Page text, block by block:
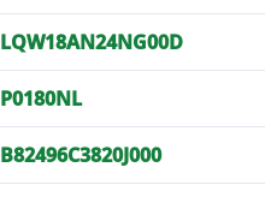
LQW18AN24NG00D
P0180NL
B82496C3820J000